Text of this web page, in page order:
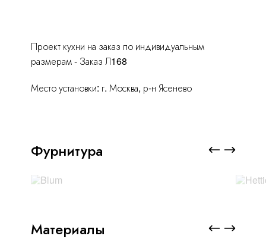
Проект кухни на заказ по индивидуальным
размерам - Заказ Л168
Место установки: г. Москва, р-н Ясенево
Фурнитура
Материалы